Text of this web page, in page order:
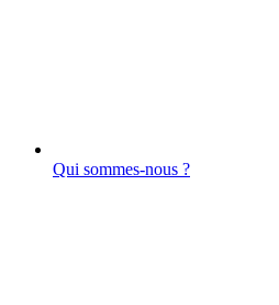
Qui sommes-nous ?